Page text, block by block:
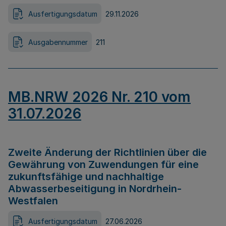
Ausfertigungsdatum 29.11.2026
Ausgabennummer 211
MB.NRW 2026 Nr. 210 vom
31.07.2026
Zweite Änderung der Richtlinien über die
Gewährung von Zuwendungen für eine
zukunftsfähige und nachhaltige
Abwasserbeseitigung in Nordrhein-
Westfalen
Ausfertigungsdatum 27.06.2026